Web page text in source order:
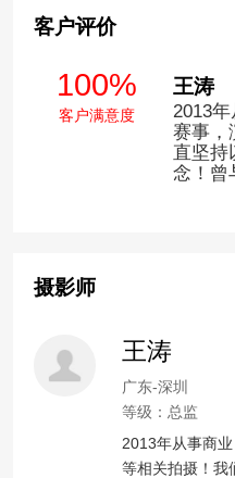
客户评价
100%
客户满意度
王涛
2013
赛事，
直坚持
念！曾
摄影师
王涛
广东-深圳
等级：总监
2013年从事商
等相关拍摄！我